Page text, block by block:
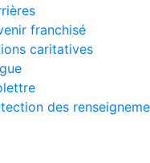
franchisé
caritatives
des